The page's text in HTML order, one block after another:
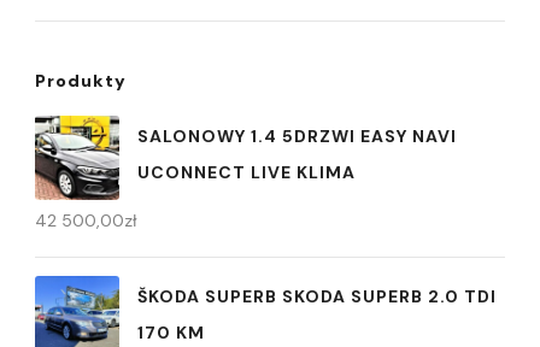
Produkty
SALONOWY 1.4 5DRZWI EASY NAVI
UCONNECT LIVE KLIMA
42 500,00zł
ŠKODA SUPERB SKODA SUPERB 2.0 TDI
170 KM